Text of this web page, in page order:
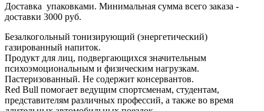
Доставка упаковками. Минимальная сумма всего заказа -
доставки 3000 руб.
Безалкогольный тонизирующий (энергетический)
газированный напиток.
Продукт для лиц, подвергающихся значительным
психоэмоциональным и физическим нагрузкам.
Пастеризованный. Не содержит консервантов.
Red Bull помогает ведущим спортсменам, студентам,
представителям различных профессий, а также во время